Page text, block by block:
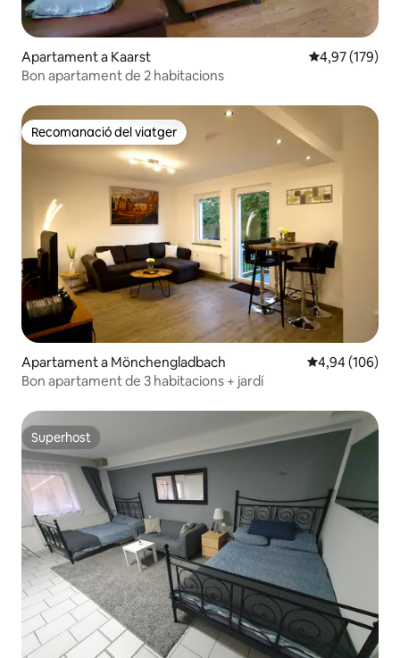
Apartament a Kaarst 4,97 de
4,97 (179)
Bon apartament de 2 habitacions
Recomanació del viatger
Recomanació del viatger
Apartament a Mönchengladbach 4,94 de
4,94 (106)
Bon apartament de 3 habitacions + jardí
Superhost
Superhost